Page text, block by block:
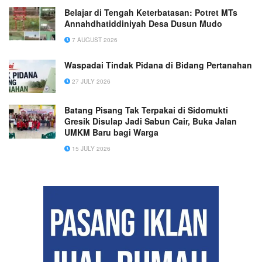
Belajar di Tengah Keterbatasan: Potret MTs
Annahdhatiddiniyah Desa Dusun Mudo
7 AUGUST 2026
Waspadai Tindak Pidana di Bidang Pertanahan
27 JULY 2026
Batang Pisang Tak Terpakai di Sidomukti
Gresik Disulap Jadi Sabun Cair, Buka Jalan
UMKM Baru bagi Warga
15 JULY 2026